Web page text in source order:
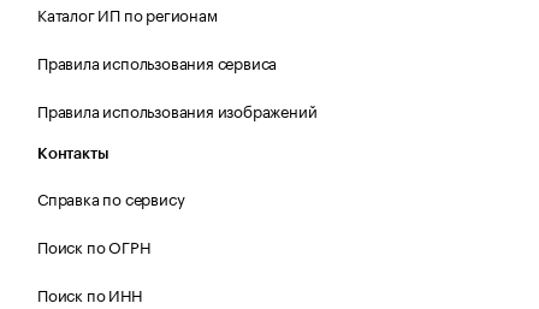
Каталог ИП по регионам
Правила использования сервиса
Правила использования изображений
Контакты
Справка по сервису
Поиск по ОГРН
Поиск по ИНН